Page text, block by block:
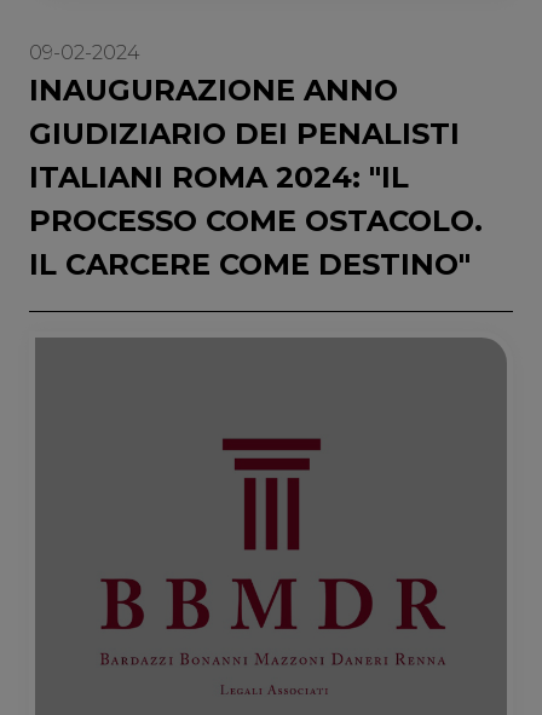
09-02-2024
INAUGURAZIONE ANNO
GIUDIZIARIO DEI PENALISTI
ITALIANI ROMA 2024: "IL
PROCESSO COME OSTACOLO.
IL CARCERE COME DESTINO"